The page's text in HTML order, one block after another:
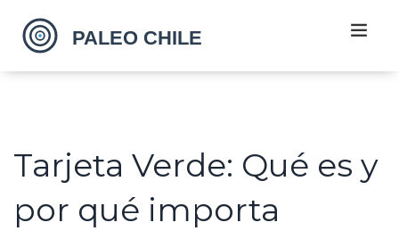
Tarjeta Verde: Qué es y
por qué importa